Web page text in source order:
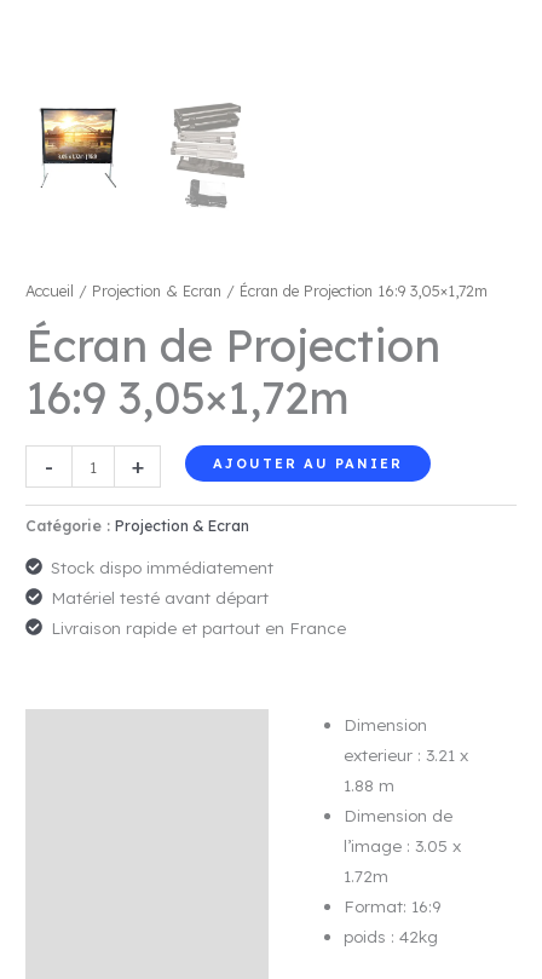
Accueil / Projection & Ecran / Écran de Projection 16:9 3,05×1,72m
Écran de Projection
16:9 3,05×1,72m
-
quantité
de
Écran
Projection
16:9
3,05x1,72m
+ AJOUTER AU PANIER
Catégorie :Projection & Ecran
Stock dispo immédiatement
Matériel testé avant départ
Livraison rapide et partout en France
Dimension
exterieur : 3.21 x
1.88 m
Dimension de
l’image : 3.05 x
1.72m
Format: 16:9
poids : 42kg